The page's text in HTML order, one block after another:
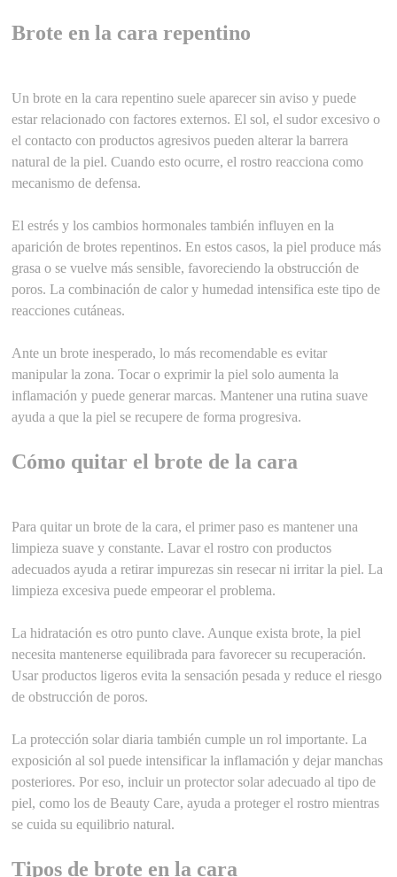
Brote en la cara repentino
Un brote en la cara repentino suele aparecer sin aviso y puede
estar relacionado con factores externos. El sol, el sudor excesivo o
el contacto con productos agresivos pueden alterar la barrera
natural de la piel. Cuando esto ocurre, el rostro reacciona como
mecanismo de defensa.
El estrés y los cambios hormonales también influyen en la
aparición de brotes repentinos. En estos casos, la piel produce más
grasa o se vuelve más sensible, favoreciendo la obstrucción de
poros. La combinación de calor y humedad intensifica este tipo de
reacciones cutáneas.
Ante un brote inesperado, lo más recomendable es evitar
manipular la zona. Tocar o exprimir la piel solo aumenta la
inflamación y puede generar marcas. Mantener una rutina suave
ayuda a que la piel se recupere de forma progresiva.
Cómo quitar el brote de la cara
Para quitar un brote de la cara, el primer paso es mantener una
limpieza suave y constante. Lavar el rostro con productos
adecuados ayuda a retirar impurezas sin resecar ni irritar la piel. La
limpieza excesiva puede empeorar el problema.
La hidratación es otro punto clave. Aunque exista brote, la piel
necesita mantenerse equilibrada para favorecer su recuperación.
Usar productos ligeros evita la sensación pesada y reduce el riesgo
de obstrucción de poros.
La protección solar diaria también cumple un rol importante. La
exposición al sol puede intensificar la inflamación y dejar manchas
posteriores. Por eso, incluir un protector solar adecuado al tipo de
piel, como los de Beauty Care, ayuda a proteger el rostro mientras
se cuida su equilibrio natural.
Tipos de brote en la cara